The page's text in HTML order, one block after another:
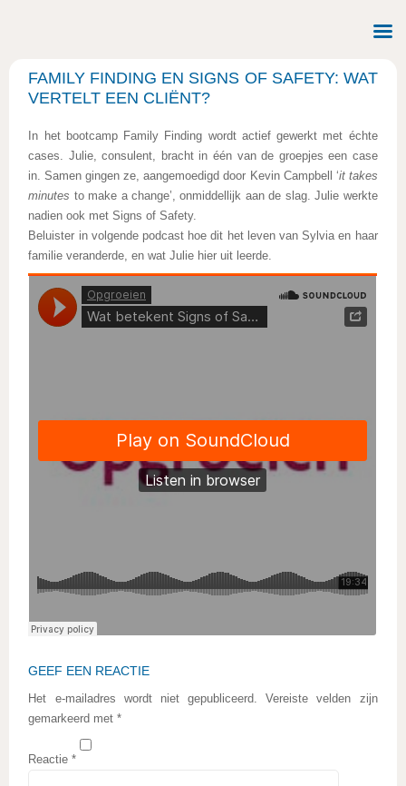
FAMILY FINDING EN SIGNS OF SAFETY: WAT
VERTELT EEN CLIËNT?
In het bootcamp Family Finding wordt actief gewerkt met échte
cases. Julie, consulent, bracht in één van de groepjes een case
in. Samen gingen ze, aangemoedigd door Kevin Campbell ‘it takes
minutes to make a change’, onmiddellijk aan de slag. Julie werkte
nadien ook met Signs of Safety.
Beluister in volgende podcast hoe dit het leven van Sylvia en haar
familie veranderde, en wat Julie hier uit leerde.
GEEF EEN REACTIE
Het e-mailadres wordt niet gepubliceerd.
Vereiste velden zijn
gemarkeerd met*
Reactie*